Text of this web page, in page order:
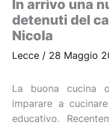
In arrivo una
detenuti del
Nicola
Lecce / 28 Maggio
La buona cucina
imparare a
educativo.